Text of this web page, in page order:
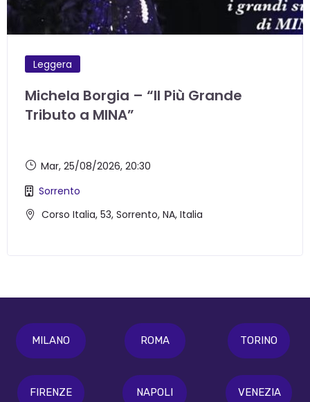
Leggera
Michela Borgia – “Il Più Grande
Tributo a MINA”
Corso Italia, 53, Sorrento, NA, Italia
Sorrento
Mar, 25/08/2026, 20:30
MILANO ROMA TORINO
FIRENZE NAPOLI VENEZIA